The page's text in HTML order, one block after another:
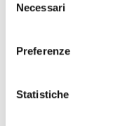
delNecessari
Preferenze
Statistiche
C.I. Economia